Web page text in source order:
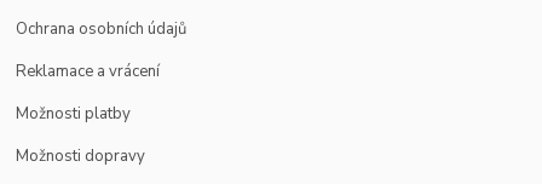
Ochrana osobních údajů
Reklamace a vrácení
Možnosti platby
Možnosti dopravy